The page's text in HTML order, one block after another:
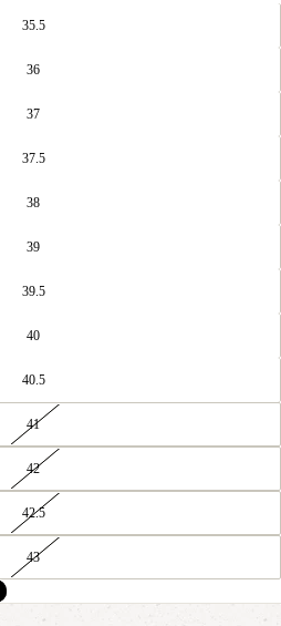
35.5
36
37
37.5
38
39
39.5
40
40.5
41
42
42.5
43